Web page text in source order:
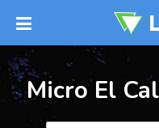
Micro El